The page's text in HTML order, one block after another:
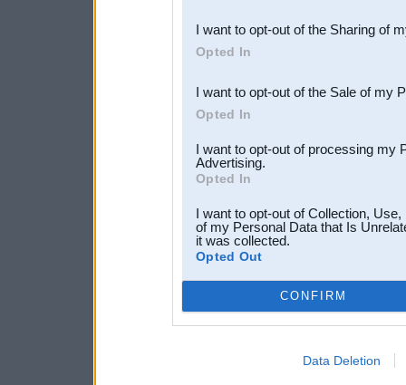
Downstream Participants
third parties.
I want to opt-out of the Sharing of
Opted In
I want to opt-out of the Sale of my
Opted In
I want to opt-out of processing my
Advertising.
Opted In
I want to opt-out of Collection,
of my Personal Data that Is
it was collected.
Opted Out
CONFIRM
Data Deletion